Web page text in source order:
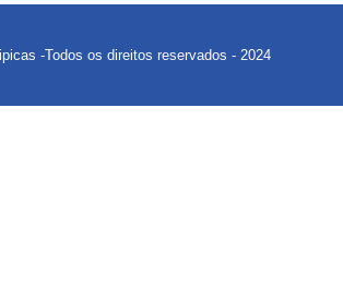
-Todos os direitos reservados - 2024